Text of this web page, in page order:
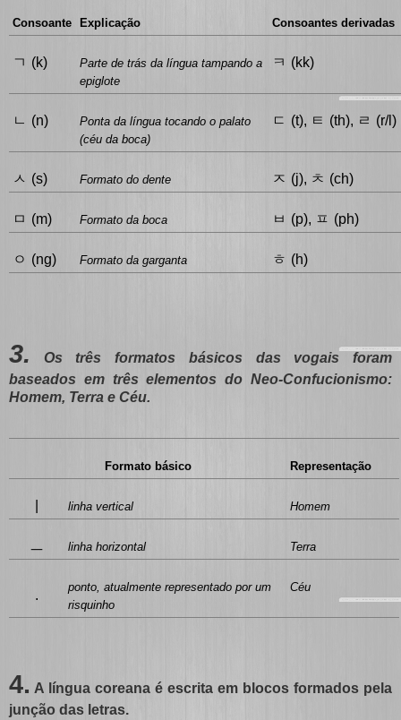
Consoante Explicação Consoantes derivadas
ㄱ (k)
Parte de trás da língua tampando a
epiglote
ㅋ (kk)
ㄴ (n)
Ponta da língua tocando o palato
(céu da boca)
ㄷ (t), ㅌ (th), ㄹ (r/l)
ㅅ (s) Formato do dente ㅈ (j), ㅊ (ch)
ㅁ (m) Formato da boca ㅂ (p), ㅍ (ph)
ㅇ (ng) Formato da garganta ㅎ (h)
3.
Os três formatos básicos das vogais foram
baseados em três elementos do Neo-Confucionismo:
Homem, Terra e Céu.
Formato básico Representação
linha vertical Homem
ㅡ linha horizontal Terra
.
ponto, atualmente representado por um
risquinho
Céu
4. A língua coreana é escrita em blocos formados pela
junção das letras.